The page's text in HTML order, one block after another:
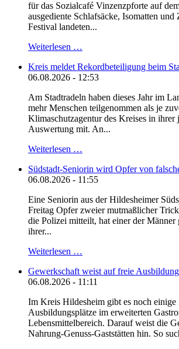
für das Sozialcafé Vinzenzpforte auf
ausgediente Schlafsäcke, Isomatten und
Festival landeten...
Weiterlesen …
Kreis meldet Rekordbeteiligung beim
06.08.2026 - 12:53
Am Stadtradeln haben dieses Jahr im
mehr Menschen teilgenommen als je
Klimaschutzagentur des Kreises in ihrer
Auswertung mit. An...
Weiterlesen …
Südstadt-Seniorin wird Opfer von
06.08.2026 - 11:55
Eine Seniorin aus der Hildesheimer
Freitag Opfer zweier mutmaßlicher
die Polizei mitteilt, hat einer der Männer
ihrer...
Weiterlesen …
Gewerkschaft weist auf freie
06.08.2026 - 11:11
Im Kreis Hildesheim gibt es noch einige
Ausbildungsplätze im erweiterten
Lebensmittelbereich. Darauf weist die
Nahrung-Genuss-Gaststätten hin. So